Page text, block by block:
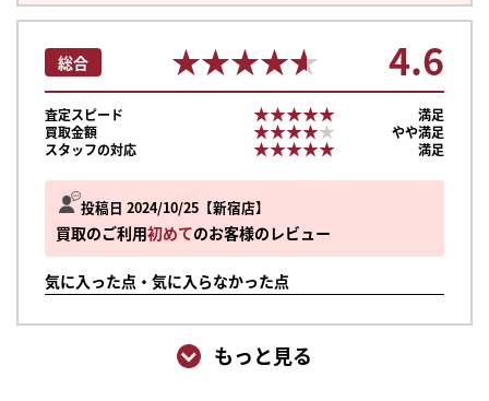
投稿日 2024/10/25 新宿店
買取のご利用初めてのお客様のレビュー
気に入った点・気に入らなかった点
総合 ★★★★★
★★★★★ 4.6
査定スピード ★★★★★
★★★★★
満足
買取金額
★★★★★
★★★★★
やや満足
スタッフの対応
★★★★★
★★★★★ 満足
もっと見る